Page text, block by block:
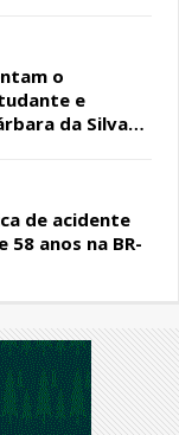
o
e
da Silva
de acidente
anos na BR-